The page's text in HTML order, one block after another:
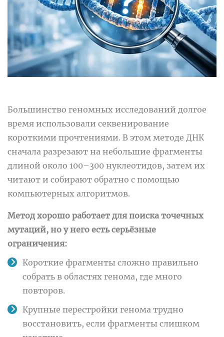
Большинство геномных исследований долгое
время использовали секвенирование
короткими прочтениями. В этом методе ДНК
сначала разрезают на небольшие фрагменты
длиной около 100–300 нуклеотидов, затем их
читают и собирают обратно с помощью
компьютерных алгоритмов.
Метод хорошо работает для поиска точечных
мутаций, но у него есть серьёзные
ограничения:
Короткие фрагменты сложно правильно
собрать в областях генома, где много
повторов.
Крупные перестройки генома трудно
восстановить, если фрагменты слишком